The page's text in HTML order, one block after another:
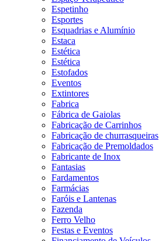
Espetinho
Esportes
Esquadrias e Alumínio
Estaca
Estética
Estética
Estofados
Eventos
Extintores
Fabrica
Fábrica de Gaiolas
Fabricação de Carrinhos
Fabricação de churrasqueiras
Fabricação de Premoldados
Fabricante de Inox
Fantasias
Fardamentos
Farmácias
Faróis e Lantenas
Fazenda
Ferro Velho
Festas e Eventos